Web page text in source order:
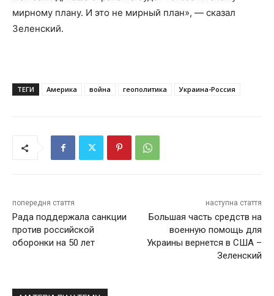
мирному плану. И это не мирный план», — сказал
Зеленский.
ТЕГИ Америка война геополитика Украина-Россия
попередня стаття
Рада поддержала санкции
против российской
оборонки на 50 лет
наступна стаття
Большая часть средств на
военную помощь для
Украины вернется в США –
Зеленский